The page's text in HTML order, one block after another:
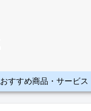
おすすめ商品・サービス